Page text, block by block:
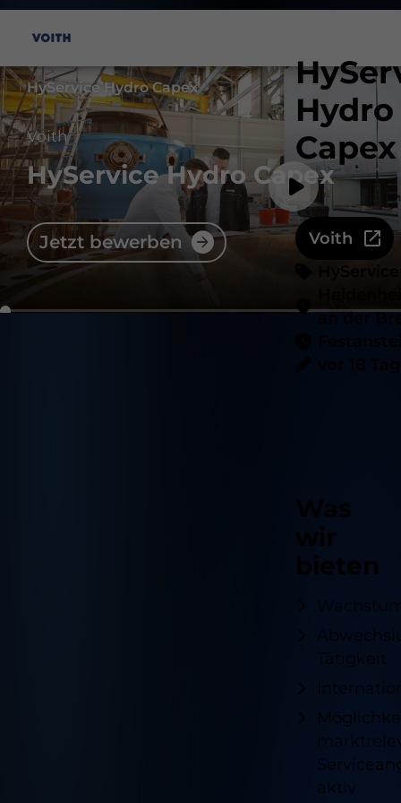
HyService Hydro Capex
Voith
HyService Hydro Capex
Jetzt bewerben
Hydro
Capex
Voith
HyService
an der
Was
wir
bieten
Tätigkeit
aktiv